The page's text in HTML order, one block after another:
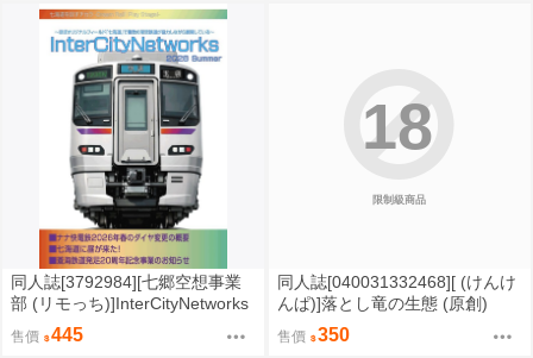
同人誌[3792984][七郷空想事業
部 (リモっち)]InterCityNetworks
2026Summer (鐵道)
售價 445
限制級商品
18
同人誌[040031332468][ (けんけ
んぱ)]落とし竜の生態 (原創)
售價 350